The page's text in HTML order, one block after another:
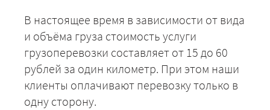
В настоящее время в зависимости от вида
и объёма груза стоимость услуги
грузоперевозки составляет от 15 до 60
рублей за один километр. При этом наши
клиенты оплачивают перевозку только в
одну сторону.